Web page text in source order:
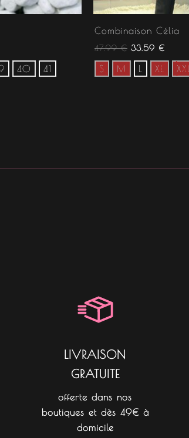
40 41
Combinaison Célia
47.99€ 33.59 €
S M L XL XXL
LIVRAISON
GRATUITE
offerte dans nos
boutiques et dès 49€ à
domicile